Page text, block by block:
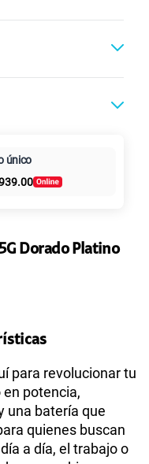
en alta velocidad
S/
S/ 49.90
intereses
único
Dorado Platino
para revolucionar tu
potencia,
una batería que
quienes buscan
a día, el trabajo o